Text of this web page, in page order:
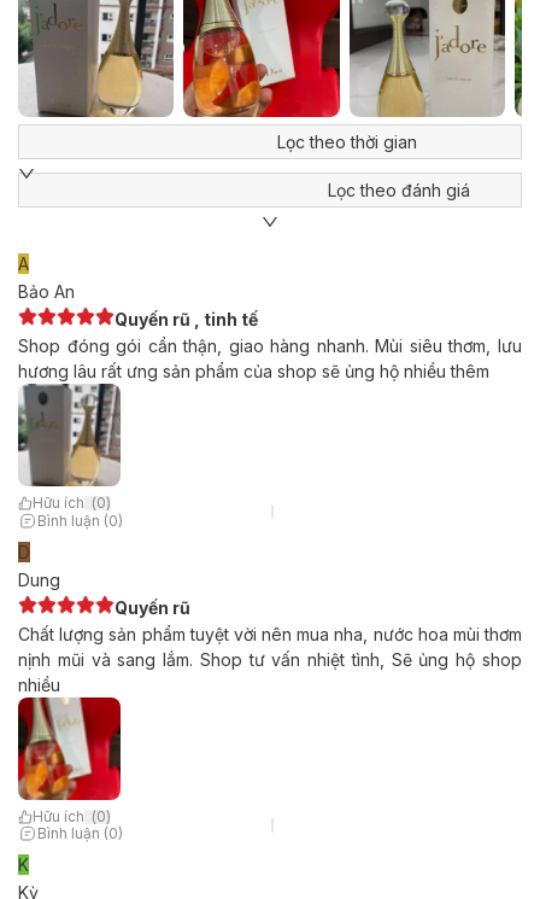
Lọc theo thời gian
Lọc theo đánh giá
A
Bảo An
Quyến rũ , tinh tế
Shop đóng gói cẩn thận, giao hàng nhanh. Mùi siêu thơm, lưu
hương lâu rất ưng sản phẩm của shop sẽ ủng hộ nhiều thêm
Hữu ích (0)
Bình luận (0)
D
Dung
Quyến rũ
Chất lượng sản phẩm tuyệt vời nên mua nha, nước hoa mùi thơm
nịnh mũi và sang lắm. Shop tư vấn nhiệt tình, Sẽ ủng hộ shop
nhiều
Hữu ích (0)
Bình luận (0)
K
Kỳ